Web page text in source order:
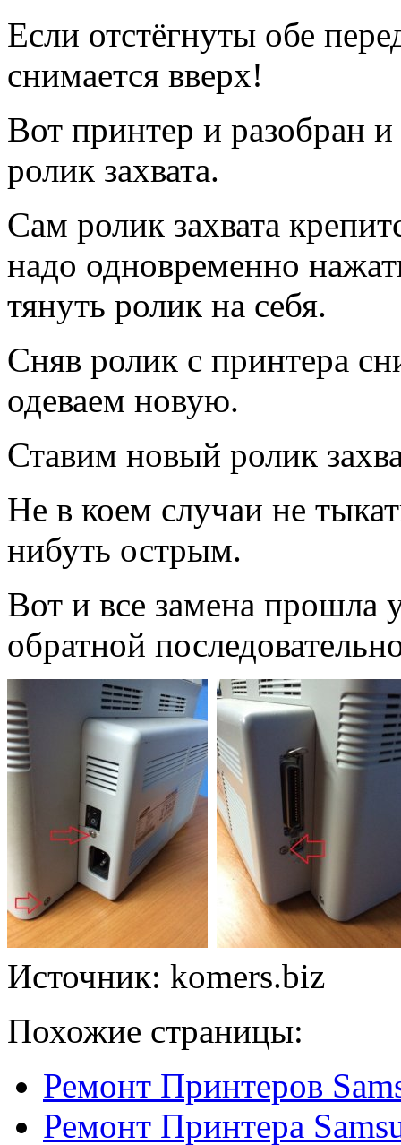
Если отстёгнуты обе
снимается вверх!
Вот принтер и разобран
ролик захвата.
Сам ролик захвата
надо одновременно
тянуть ролик на себя.
Сняв ролик с принтера
одеваем новую.
Ставим новый ролик
Не в коем случаи не
нибуть острым.
Вот и все замена прошла
обратной
Источник: komers.biz
Похожие страницы:
Ремонт Принтеров
Ремонт Принтера